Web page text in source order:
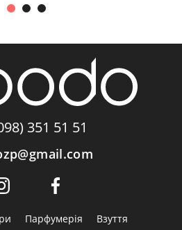
351 51 51
Парфумерія Взуття